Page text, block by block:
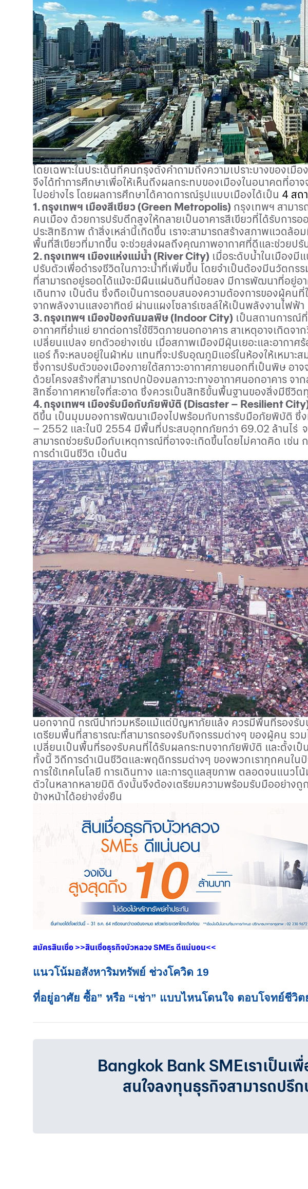
โดยเฉพาะในประเด็นที่คนกรุงตั้งคำถามถึงความเปราะบางของเ
จึงได้ทำการศึกษาเพื่อให้เห็นถึงผลกระทบของเมืองในอนาคตที่อา
ไปอย่างไร โดยผลการศึกษาได้คาดการณ์รูปแบบเมืองได้เป็น 4 สถ
1. กรุงเทพฯ เมืองสีเขียว (Green Metropolis) กรุงเทพฯ สามา
คนเมือง ด้วยการปรับตึกสูงให้กลายเป็นอาคารสีเขียวที่ได้รับกา
ประสิทธิภาพ ถ้าสิ่งเหล่านี้เกิดขึ้น เราจะสามารถสร้างสภาพแวด
พื้นที่สีเขียวที่มากขึ้น จะช่วยส่งผลถึงคุณภาพอากาศที่ดีและช่วยป
2.กรุงเทพฯ เมืองแห่งแม่น้ำ (River City) เมื่อระดับน้ำในเมือง
ปรับตัวเพื่อดำรงชีวิตในภาวะน้ำที่เพิ่มขึ้น โดยจำเป็นต้องมีนวัตกร
ที่สามารถอยู่รอดได้แม้จะมีผืนแผ่นดินที่น้อยลง มีการพัฒนาที่อยู่อา
เดินทาง เป็นต้น ซึ่งถือเป็นการตอบสนองความต้องการของผู้คน
จากพลังงานแสงอาทิตย์ ผ่านแผงโซลาร์เซลล์ให้เป็นพลังงานไฟฟ้า
3.กรุงเทพฯ เมืองป้องกันมลพิษ (Indoor City) เป็นสถานการณ์
อากาศที่ย่ำแย่ ยากต่อการใช้ชีวิตภายนอกอาคาร สาเหตุอาจเกิด
เปลี่ยนแปลง ยกตัวอย่างเช่น เมื่อสภาพเมืองมีฝุ่นเยอะและอากาศ
แอร์ ก็จะหลบอยู่ในผ้าห่ม แทนที่จะปรับอุณภูมิแอร์ในห้องให้เหมาะส
ซึ่งการปรับตัวของเมืองภายใต้สภาวะอากาศภายนอกที่เป็นพิษ อาจ
ด้วยโครงสร้างที่สามารถปกป้องมลภาวะทางอากาศนอกอาคาร จ
สิทธิ์อากาศหายใจที่สะอาด ซึ่งควรเป็นสิทธิขั้นพื้นฐานของสิ่งมีชีวิต
4.กรุงเทพฯ เมืองรับมือกับภัยพิบัติ (Disaster – Resilient
ดีขึ้น เป็นมุมมองการพัฒนาเมืองไปพร้อมกับการรับมือภัยพิบัติ ซึ่
– 2552 และในปี 2554 มีพื้นที่ประสบอุทกภัยกว่า 69.02 ล้านไร่
สามารถช่วยรับมือกับเหตุการณ์ที่อาจจะเกิดขึ้นโดยไม่คาดคิด เช่
การดำเนินชีวิต เป็นต้น
นอกจากนี้ กรณีน้ำท่วมหรือแม้แต่ปัญหาภัยแล้ง ควรมีพื้นที่รองรับน้
เตรียมพื้นที่สาธารณะที่สามารถรองรับกิจกรรมต่างๆ ของผู้คน ร
เปลี่ยนเป็นพื้นที่รองรับคนที่ได้รับผลกระทบจากภัยพิบัติ และตั้งเป็น
ทั้งนี้ วิถีการดำเนินชีวิตและพฤติกรรมต่างๆ ของพวกเราทุกคนใ
การใช้เทคโนโลยี การเดินทาง และการดูแลสุขภาพ ตลอดจนแนว
ตัวในหลากหลายมิติ ดังนั้นจึงต้องเตรียมความพร้อมรับมืออย่างถู
ข้างหน้าได้อย่างยั่งยืน
สมัครสินเชื่อ >>สินเชื่อธุรกิจบัวหลวงSMEsดีแน่นอน<<
แนวโน้มอสังหาริมทรัพย์ ช่วงโควิด 19
ที่อยู่อาศัย ซื้อ” หรือ “เช่า” แบบไหนโดนใจ ตอบโจทย์ชีวิ
Bangkok Bank SMEเราเป็นเ
สนใจลงทุนธุรกิจสามารถปรึ